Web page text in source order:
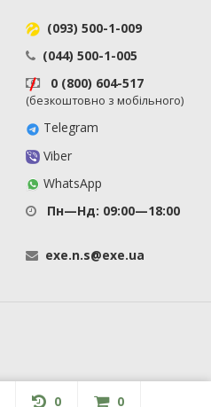
(093) 500-1-009
(044) 500-1-005
0 (800) 604-517
(безкоштовно з мобільного)
Telegram
Viber
WhatsApp
Пн—Нд: 09:00—18:00
exe.n.s@exe.ua
0 0